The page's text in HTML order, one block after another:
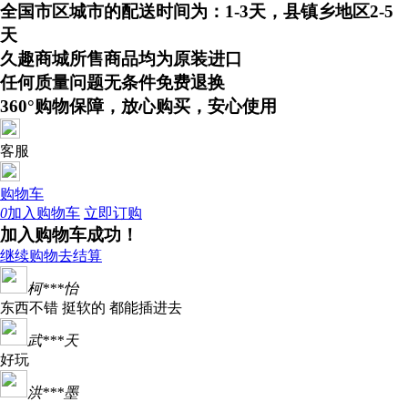
全国市区城市的配送时间为：1-3天，县镇乡地区2-5
天
久趣商城所售商品均为原装进口
任何质量问题无条件免费退换
360°购物保障，放心购买，安心使用
客服
购物车
0加入购物车 立即订购
加入购物车成功！
继续购物去结算
柯***怡
东西不错 挺软的 都能插进去
武***天
好玩
洪***墨